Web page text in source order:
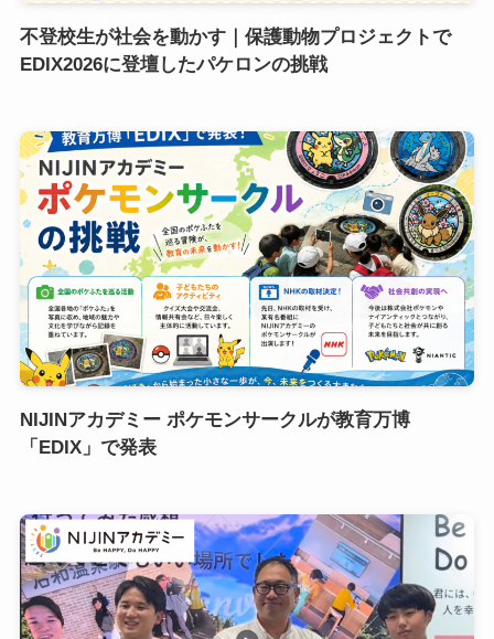
不登校生が社会を動かす｜保護動物プロジェクトで
EDIX2026に登壇したパケロンの挑戦
NIJINアカデミー ポケモンサークルが教育万博
「EDIX」で発表